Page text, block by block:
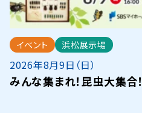
イベント 浜松展示場
2026年8月9日（日）
みんな集まれ！昆虫大集合！